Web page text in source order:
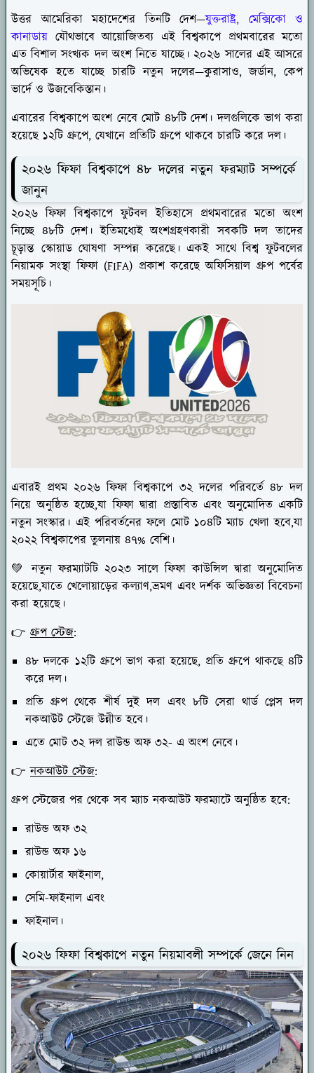
উত্তর আমেরিকা মহাদেশের তিনটি দেশ—যুক্তরাষ্ট্র, মেক্সিকো ও
কানাডায় যৌথভাবে আয়োজিতব্য এই বিশ্বকাপে প্রথমবারের মতো
এত বিশাল সংখ্যক দল অংশ নিতে যাচ্ছে। ২০২৬ সালের এই আসরে
অভিষেক হতে যাচ্ছে চারটি নতুন দলের—কুরাসাও, জর্ডান, কেপ
ভার্দে ও উজবেকিস্তান।
এবারের বিশ্বকাপে অংশ নেবে মোট ৪৮টি দেশ। দলগুলিকে ভাগ করা
হয়েছে ১২টি গ্রুপে, যেখানে প্রতিটি গ্রুপে থাকবে চারটি করে দল।
২০২৬ ফিফা বিশ্বকাপে ৪৮ দলের নতুন ফরম্যাট সম্পর্কে
জানুন
২০২৬ ফিফা বিশ্বকাপে ফুটবল ইতিহাসে প্রথমবারের মতো অংশ
নিচ্ছে ৪৮টি দেশ। ইতিমধ্যেই অংশগ্রহণকারী সবকটি দল তাদের
চূড়ান্ত স্কোয়াড ঘোষণা সম্পন্ন করেছে। একই সাথে বিশ্ব ফুটবলের
নিয়ামক সংস্থা ফিফা (FIFA) প্রকাশ করেছে অফিসিয়াল গ্রুপ পর্বের
সময়সূচি।
এবারই প্রথম ২০২৬ ফিফা বিশ্বকাপে ৩২ দলের পরিবর্তে ৪৮ দল
নিয়ে অনুষ্ঠিত হচ্ছে,যা ফিফা দ্বারা প্রস্তাবিত এবং অনুমোদিত একটি
নতুন সংস্কার। এই পরিবর্তনের ফলে মোট ১০৪টি ম্যাচ খেলা হবে,যা
২০২২ বিশ্বকাপের তুলনায় ৪৭% বেশি।
💚 নতুন ফরম্যাটটি ২০২৩ সালে ফিফা কাউন্সিল দ্বারা অনুমোদিত
হয়েছে,যাতে খেলোয়াড়ের কল্যাণ,ভ্রমণ এবং দর্শক অভিজ্ঞতা বিবেচনা
করা হয়েছে।
👉 গ্রুপ স্টেজ:
৪৮ দলকে ১২টি গ্রুপে ভাগ করা হয়েছে, প্রতি গ্রুপে থাকছে ৪টি
করে দল।
প্রতি গ্রুপ থেকে শীর্ষ দুই দল এবং ৮টি সেরা থার্ড প্লেস দল
নকআউট স্টেজে উন্নীত হবে।
এতে মোট ৩২ দল রাউন্ড অফ ৩২- এ অংশ নেবে।
👉নকআউট স্টেজ:
গ্রুপ স্টেজের পর থেকে সব ম্যাচ নকআউট ফরম্যাটে অনুষ্ঠিত হবে:
রাউন্ড অফ ৩২
রাউন্ড অফ ১৬
কোয়ার্টার ফাইনাল,
সেমি-ফাইনাল এবং
ফাইনাল।
২০২৬ ফিফা বিশ্বকাপে নতুন নিয়মাবলী সম্পর্কে জেনে নিন